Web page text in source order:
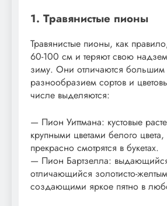
1. Травянистые пионы
Травянистые пионы, как
60-100 см и теряют свою
зиму. Они отличаются большим
разнообразием сортов и
числе выделяются:
— Пион Уиттмана: кустовые
крупными цветами белого
прекрасно смотрятся в букетах.
— Пион Бартзелла:
отличающийся золотисто-
создающими яркое пятно в